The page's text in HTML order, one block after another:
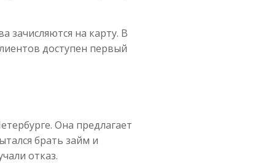
зачисляются на карту. В
доступен первый
Она предлагает
брать займ и
отказ.